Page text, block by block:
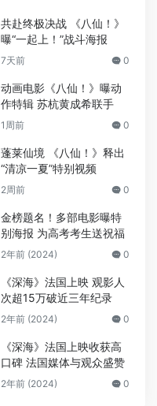
共赴终极决战 《八仙！》
曝“一起上！”战斗海报
7天前 0
动画电影《八仙！》曝动
作特辑 苏杭黄成希联手
1周前 0
蓬莱仙境 《八仙！》释出
“清凉一夏”特别视频
2周前 0
金榜题名！多部电影曝特
别海报 为高考考生送祝福
2年前 (2024) 0
《深海》法国上映 观影人
次超15万破近三年纪录
2年前 (2024) 0
《深海》法国上映收获高
口碑 法国媒体与观众盛赞
2年前 (2024) 0